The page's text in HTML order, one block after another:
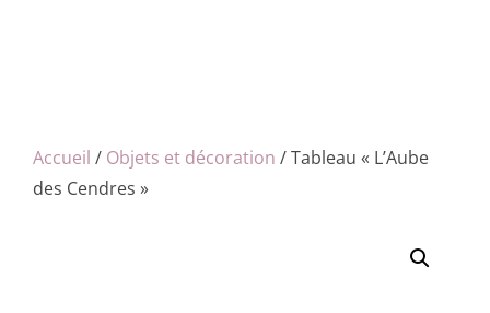
Accueil / Objets et décoration / Tableau « L’Aube
des Cendres »